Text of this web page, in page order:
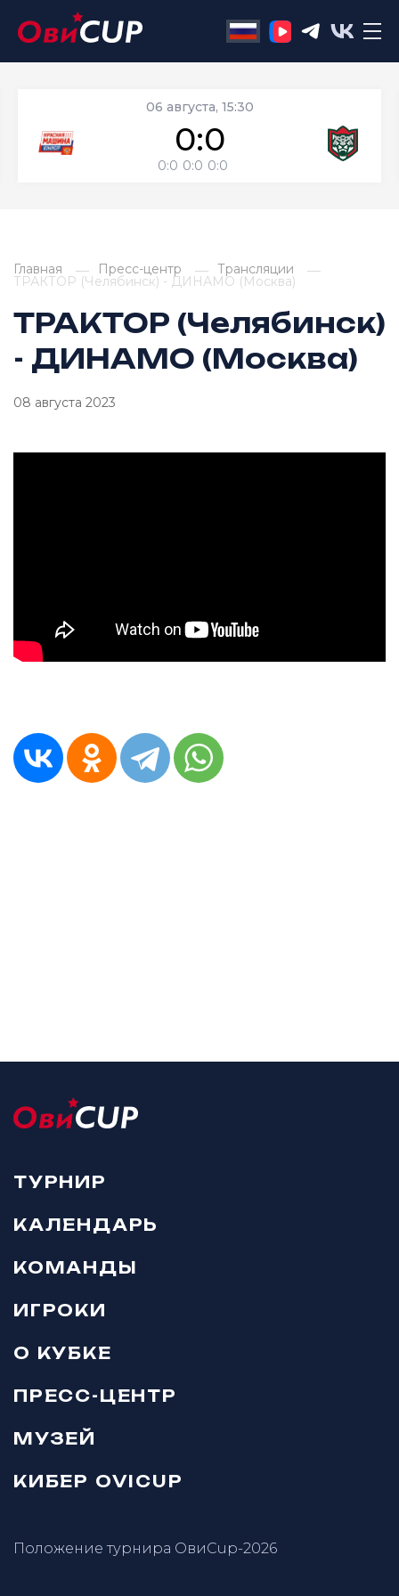
06 августа, 15:30
0:0
0:0 0:0 0:0
Главная Пресс-центр Трансляции
ТРАКТОР (Челябинск) - ДИНАМО (Москва)
ТРАКТОР (Челябинск)
- ДИНАМО (Москва)
08 августа 2023
ТУРНИР
КАЛЕНДАРЬ
КОМАНДЫ
ИГРОКИ
О КУБКЕ
ПРЕСС-ЦЕНТР
МУЗЕЙ
КИБЕР OVICUP
Положение турнира ОвиCup-2026